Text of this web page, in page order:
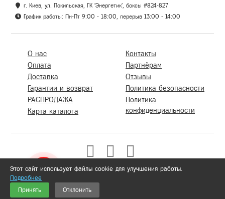
г. Киев, ул. Покильская, ГК 'Энергетик', боксы #824-827
График работы: Пн-Пт 9:00 - 18:00, перерыв 13:00 - 14:00
О нас
Оплата
Доставка
Гарантии и возврат
РАСПРОДАЖА
Карта каталога
Контакты
Партнёрам
Отзывы
Политика безопасности
Политика
конфиденциальности
Этот сайт использует файлы cookie для улучшения работы.
Подробнее
Принять
Отклонить